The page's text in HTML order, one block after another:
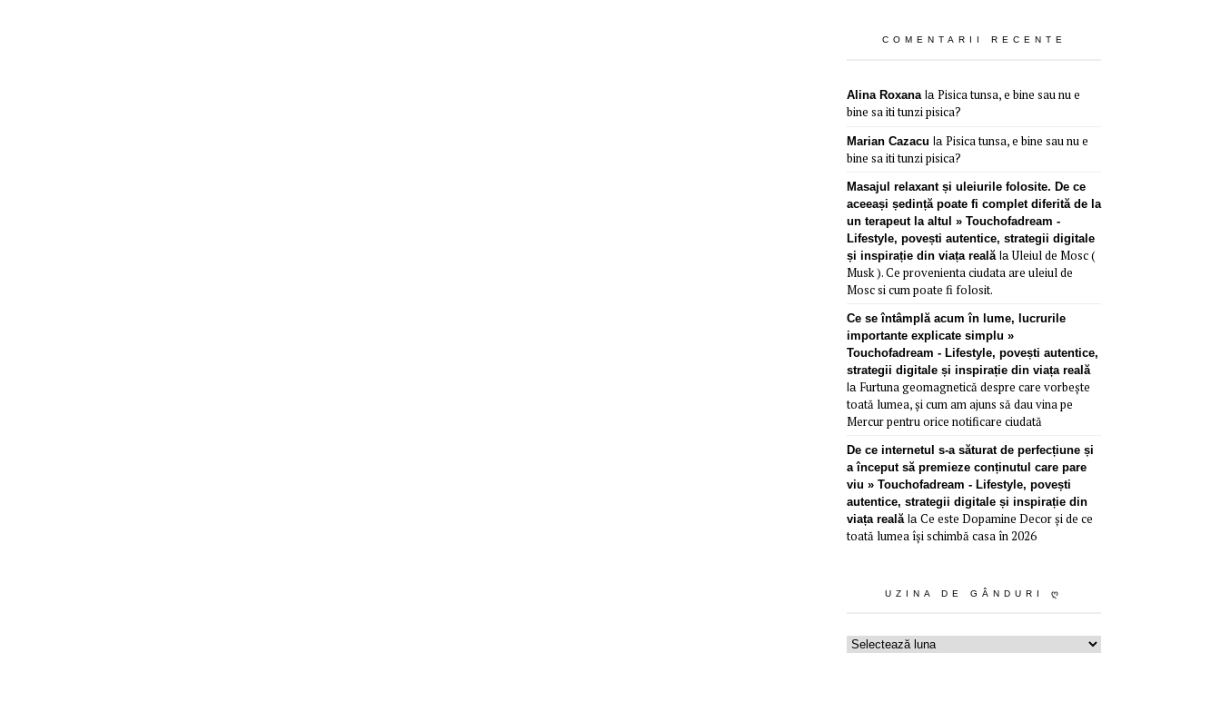
COMENTARII RECENTE
Alina Roxanala Pisica tunsa, e bine sau nu e
bine sa iti tunzi pisica?
Marian Cazacu la Pisica tunsa, e bine sau nu e
bine sa iti tunzi pisica?
Masajul relaxant și uleiurile folosite. De ce
aceeași ședință poate fi complet diferită de la
un terapeut la altul » Touchofadream -
Lifestyle, povești autentice, strategii digitale
și inspirație din viața reală laUleiul de Mosc (
Musk ). Ce provenienta ciudata are uleiul de
Mosc si cum poate fi folosit.
Ce se întâmplă acum în lume, lucrurile
importante explicate simplu »
Touchofadream - Lifestyle, povești autentice,
strategii digitale și inspirație din viața reală
la Furtuna geomagnetică despre care vorbește
toată lumea, și cum am ajuns să dau vina pe
Mercur pentru orice notificare ciudată
De ce internetul s-a săturat de perfecțiune și
a început să premieze conținutul care pare
viu » Touchofadream - Lifestyle, povești
autentice, strategii digitale și inspirație din
viața reală la Ce este Dopamine Decor și de ce
toată lumea își schimbă casa în 2026
UZINA DE GÂNDURI Ღ
Uzina